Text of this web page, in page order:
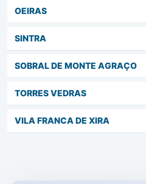
OEIRAS
SINTRA
SOBRAL DE MONTE AGRAÇO
TORRES VEDRAS
VILA FRANCA DE XIRA